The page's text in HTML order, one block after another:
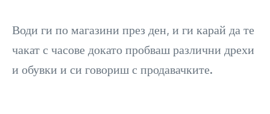
Води ги по магазини през ден, и ги карай да те
чакат с часове докато пробваш различни дрехи
и обувки и си говориш с продавачките.